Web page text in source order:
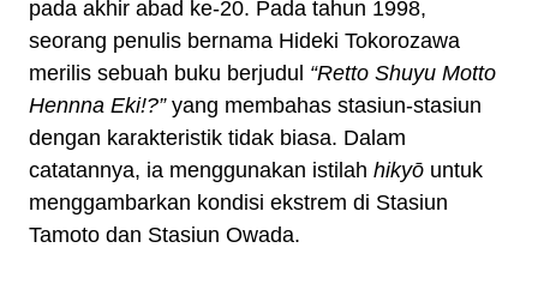
pada akhir abad ke-20. Pada tahun 1998,
seorang penulis bernama Hideki Tokorozawa
merilis sebuah buku berjudul “Retto Shuyu Motto
Hennna Eki!?”yang membahas stasiun-stasiun
dengan karakteristik tidak biasa. Dalam
catatannya, ia menggunakan istilah hikyō untuk
menggambarkan kondisi ekstrem di Stasiun
Tamoto dan Stasiun Owada.